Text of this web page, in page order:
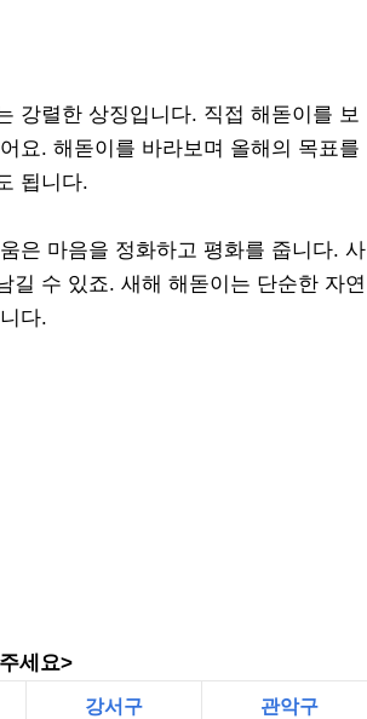
강렬한 상징입니다. 직접 해돋이를 보
요. 해돋이를 바라보며 올해의 목표를
됩니다.
은 마음을 정화하고 평화를 줍니다. 사
길 수 있죠. 새해 해돋이는 단순한 자연
다.
세요>
강서구 관악구